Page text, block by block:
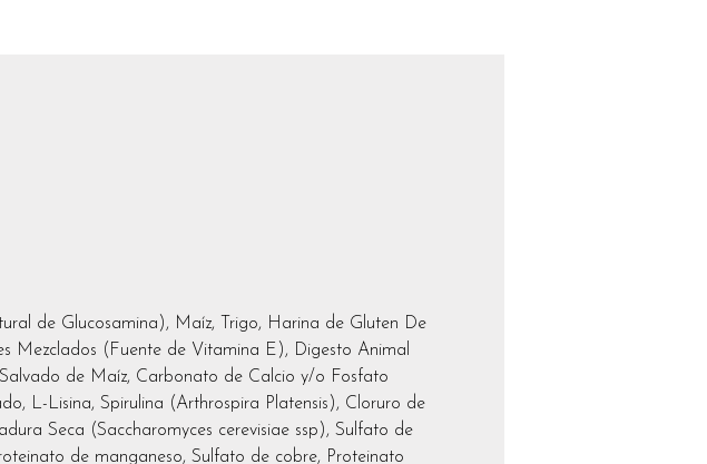
de Glucosamina), Maíz, Trigo, Harina de Gluten De
Mezclados (Fuente de Vitamina E), Digesto Animal
de Maíz, Carbonato de Calcio y/o Fosfato
L-Lisina, Spirulina (Arthrospira Platensis), Cloruro de
Seca (Saccharomyces cerevisiae ssp), Sulfato de
de manganeso, Sulfato de cobre, Proteinato